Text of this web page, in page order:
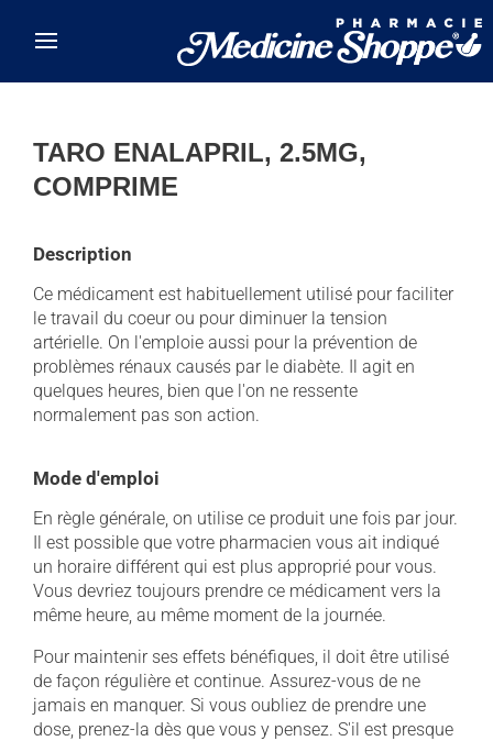
TARO ENALAPRIL, 2.5MG,
COMPRIME
Description
Ce médicament est habituellement utilisé pour faciliter
le travail du coeur ou pour diminuer la tension
artérielle. On l'emploie aussi pour la prévention de
problèmes rénaux causés par le diabète. Il agit en
quelques heures, bien que l'on ne ressente
normalement pas son action.
Mode d'emploi
En règle générale, on utilise ce produit une fois par jour.
Il est possible que votre pharmacien vous ait indiqué
un horaire différent qui est plus approprié pour vous.
Vous devriez toujours prendre ce médicament vers la
même heure, au même moment de la journée.
Pour maintenir ses effets bénéfiques, il doit être utilisé
de façon régulière et continue. Assurez-vous de ne
jamais en manquer. Si vous oubliez de prendre une
dose, prenez-la dès que vous y pensez. S'il est presque